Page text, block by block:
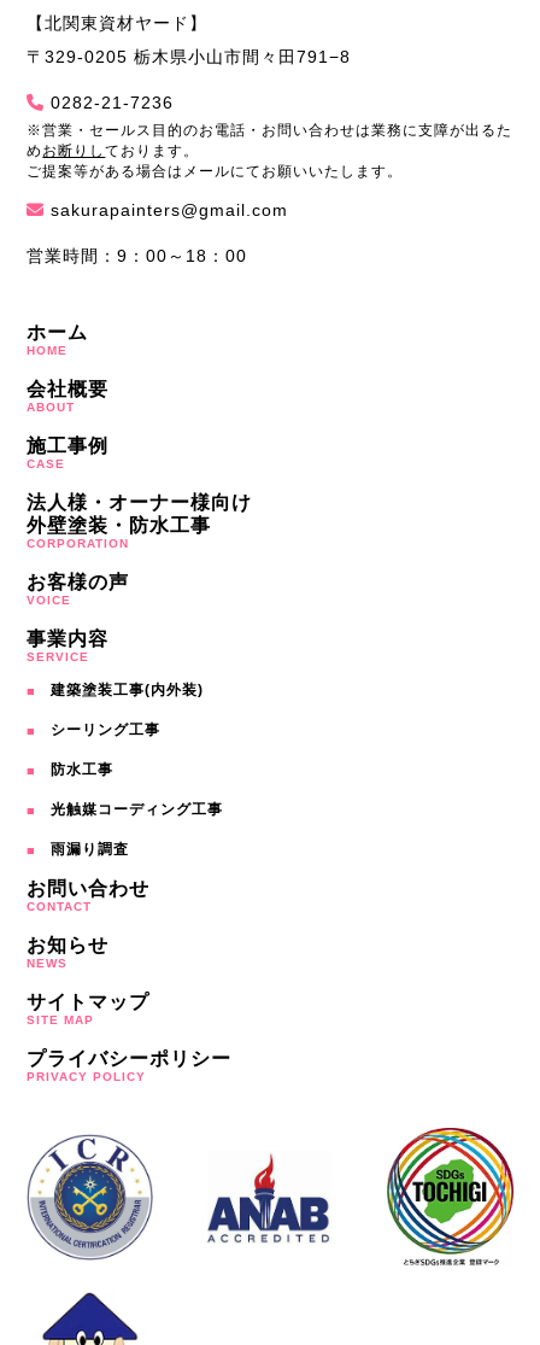
【北関東資材ヤード】
〒329-0205 栃木県小山市間々田791−8
0282-21-7236
※営業・セールス目的のお電話・お問い合わせは業務に支障が出るた
め お断りしております。
ご提案等がある場合はメールにてお願いいたします。
sakurapainters@gmail.com
営業時間：9：00～18：00
ホーム
HOME
会社概要
ABOUT
施工事例
CASE
法人様・オーナー様向け
外壁塗装・防水工事
CORPORATION
お客様の声
VOICE
事業内容
SERVICE
建築塗装工事(内外装)
シーリング工事
防水工事
光触媒コーディング工事
雨漏り調査
お問い合わせ
CONTACT
お知らせ
NEWS
サイトマップ
SITE MAP
プライバシーポリシー
PRIVACY POLICY